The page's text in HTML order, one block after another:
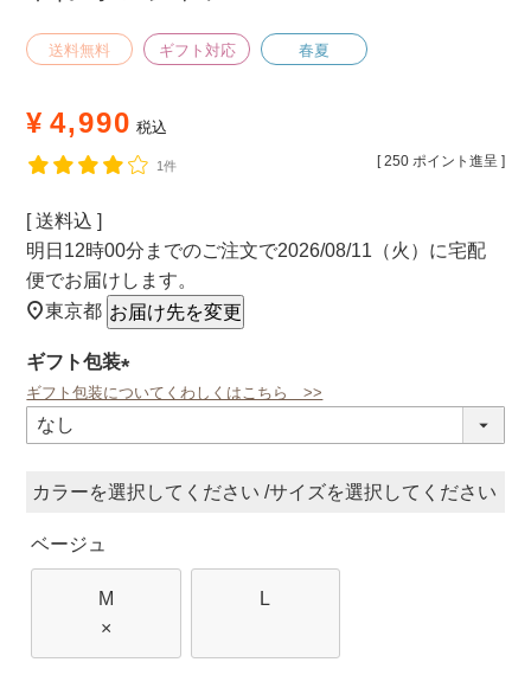
送料無料 ギフト対応 春夏
¥ 4,990 税込
[ 250 ポイント進呈 ]
1件
送料込
明日 12時00分 までのご注文で2026/08/11（火） に宅配
便でお届けします。
東京都 お届け先を変更
ギフト包装
(必
ギフト包装についてくわしくはこちら >>
カラー サイズ
ベージュ
M
×
L